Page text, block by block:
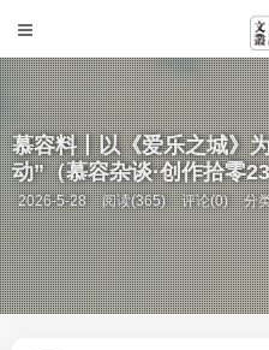
慕容料丨以《爱乐之城》
动”（慕容杂谈·创作拾零
2026-5-28 阅读(365) 评论(0) 分